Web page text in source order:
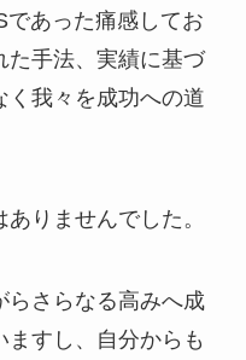
であった痛感してお
た手法、実績に基づ
く我々を成功への道
りませんでした。
らさらなる高みへ成
すし、自分からも